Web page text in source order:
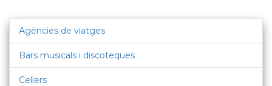
Agències de viatges
Bars musicals i discoteques
Cellers